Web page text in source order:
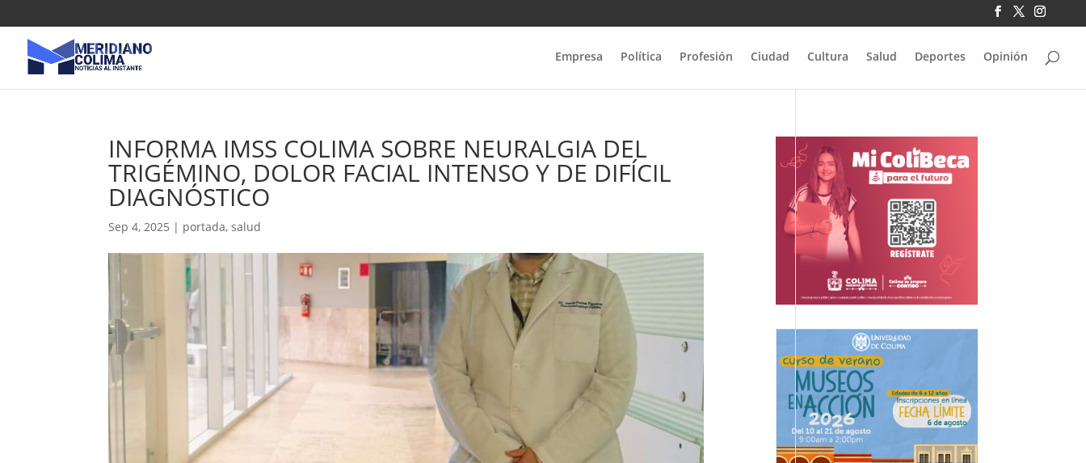
Empresa Política Profesión Ciudad Cultura Salud Deportes Opinión
INFORMA IMSS COLIMA SOBRE NEURALGIA DEL
TRIGÉMINO, DOLOR FACIAL INTENSO Y DE DIFÍCIL
DIAGNÓSTICO
Sep 4, 2025 | portada,salud